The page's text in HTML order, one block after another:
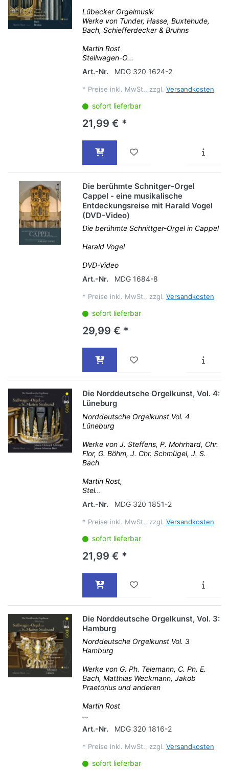
Lübecker Orgelmusik
Werke von Tunder, Hasse, Buxtehude,
Bach, Schiefferdecker & Bruhns
Martin Rost
Stellwagen-O...
Art.-Nr.
MDG 320 1624-2
* Preise inkl. MwSt., zzgl. Versandkosten
sofort lieferbar
21,99 € *
Die berühmte Schnitger-Orgel
Cappel - eine musikalische
Entdeckungsreise mit Harald Vogel
(DVD-Video)
Die berühmte Schnittger-Orgel in Cappel
Harald Vogel
DVD-Video
Art.-Nr.
MDG 1684-8
* Preise inkl. MwSt., zzgl. Versandkosten
sofort lieferbar
29,99 € *
Die Norddeutsche Orgelkunst, Vol. 4:
Lüneburg
Norddeutsche Orgelkunst Vol. 4
Lüneburg
Werke von J. Steffens, P. Mohrhard, Chr.
Flor, G. Böhm, J. Chr. Schmügel, J. S.
Bach
Martin Rost,
Stel...
Art.-Nr.
MDG 320 1851-2
* Preise inkl. MwSt., zzgl. Versandkosten
sofort lieferbar
21,99 € *
Die Norddeutsche Orgelkunst, Vol. 3:
Hamburg
Norddeutsche Orgelkunst Vol. 3
Hamburg
Werke von G. Ph. Telemann, C. Ph. E.
Bach, Matthias Weckmann, Jakob
Praetorius und anderen
Martin Rost
...
Art.-Nr.
MDG 320 1816-2
* Preise inkl. MwSt., zzgl. Versandkosten
sofort lieferbar